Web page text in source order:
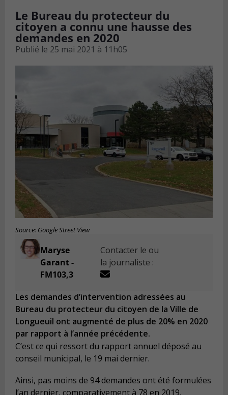
Le Bureau du protecteur du
citoyen a connu une hausse des
demandes en 2020
Publié le 25 mai 2021 à 11h05
Source: Google Street View
Maryse
Garant -
FM103,3
Contacter le ou
la journaliste :
Les demandes d’intervention adressées au
Bureau du protecteur du citoyen de la Ville de
Longueuil ont augmenté de plus de 20% en 2020
par rapport à l’année précédente.
C’est ce qui ressort du rapport annuel déposé au
conseil municipal, le 19 mai dernier.
Ainsi, pas moins de 94 demandes ont été formulées
l’an dernier, comparativement à 78 en 2019.